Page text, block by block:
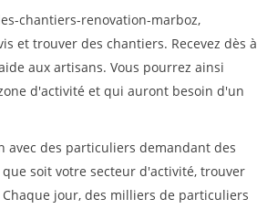
chantiers-renovation-marboz,
et trouver des chantiers. Recevez dès à
aux artisans. Vous pourrez ainsi
d'activité et qui auront besoin d'un
des particuliers demandant des
soit votre secteur d'activité, trouver
Chaque jour, des milliers de particuliers